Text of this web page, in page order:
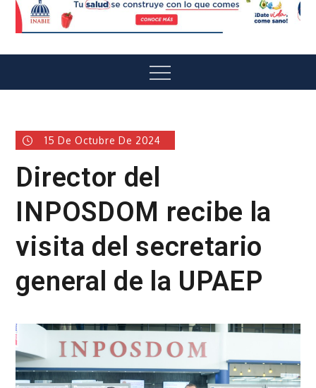
Menu
15 De Octubre De 2024
Director del
INPOSDOM recibe la
visita del secretario
general de la UPAEP